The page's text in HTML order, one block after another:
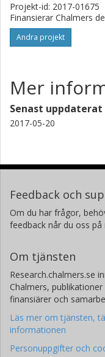
Projekt-id: 2017-01675
Finansierar Chalmers
Andra projekt
Mer
Senast uppdaterat
2017-05-20
Feedback och
Om du har frågor,
feedback når du oss på
Om tjänsten
Research.chalmers.se
Chalmers,
finansiärer och
Läs mer om tjänsten,
informationen
Personuppgifter och